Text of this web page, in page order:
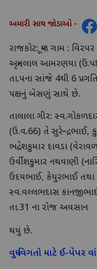
અમારી સાથ જોડાઓ -
રાજકોટ: મૂળ ગામ :
અમૃતલાલ આમરણયા
તા.પના સાંજે 4થી 6
પક્ષનું બેસણું સાથે છે.
તાલાલા ગીર:
(ઉ.વ.66) તે સુરેન્દ્રભાઈ,
ભદ્રેશકુમાર દાવડા
ઉર્વીશકુમાર નથવાણી
ઉદયભાઈ, કેયુરભાઈ તથા
સ્વ.વલ્લભદાસ
તા.31 ના રોજ અવસાન
થયું છે.
વધુ વિગતો માટે ઈ-પેપર